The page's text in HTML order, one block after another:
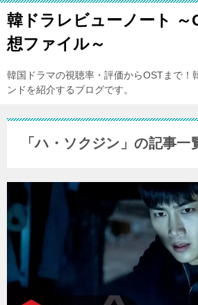
韓ドラレビューノート ～
想ファイル～
韓国ドラマの視聴率・評価からOSTまで！
ンドを紹介するブログです。
「ハ・ソクジン」の記事一